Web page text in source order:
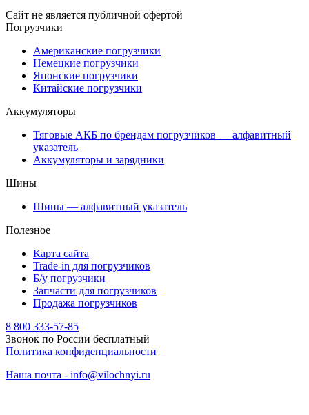
Сайт не является публичной офертой
Погрузчики
Американские погрузчики
Немецкие погрузчики
Японские погрузчики
Китайские погрузчики
Аккумуляторы
Тяговые АКБ по брендам погрузчиков — алфавитный
указатель
Аккумуляторы и зарядники
Шины
Шины — алфавитный указатель
Полезное
Карта сайта
Trade-in для погрузчиков
Б/у погрузчики
Запчасти для погрузчиков
Продажа погрузчиков
8 800 333-57-85
Звонок по России бесплатный
Политика конфиденциальности
Наша почта - info@vilochnyi.ru